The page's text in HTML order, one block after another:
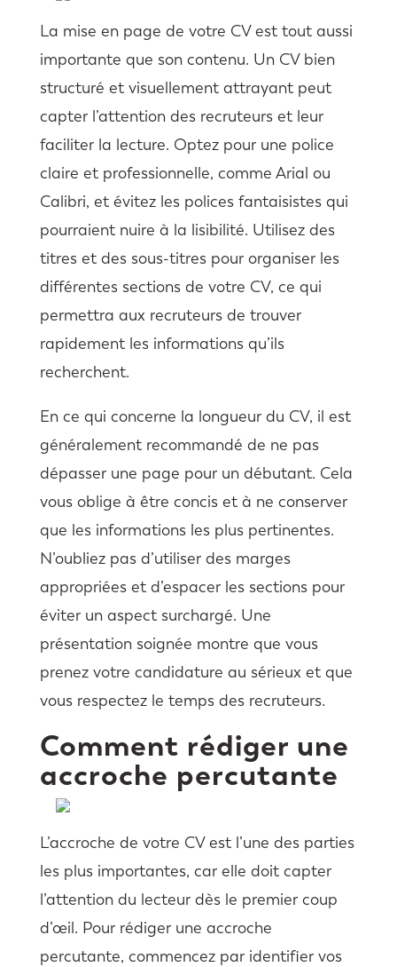
La mise en page de votre CV est tout aussi
importante que son contenu. Un CV bien
structuré et visuellement attrayant peut
capter l’attention des recruteurs et leur
faciliter la lecture. Optez pour une police
claire et professionnelle, comme Arial ou
Calibri, et évitez les polices fantaisistes qui
pourraient nuire à la lisibilité. Utilisez des
titres et des sous-titres pour organiser les
différentes sections de votre CV, ce qui
permettra aux recruteurs de trouver
rapidement les informations qu’ils
recherchent.
En ce qui concerne la longueur du CV, il est
généralement recommandé de ne pas
dépasser une page pour un débutant. Cela
vous oblige à être concis et à ne conserver
que les informations les plus pertinentes.
N’oubliez pas d’utiliser des marges
appropriées et d’espacer les sections pour
éviter un aspect surchargé. Une
présentation soignée montre que vous
prenez votre candidature au sérieux et que
vous respectez le temps des recruteurs.
Comment rédiger une
accroche percutante
L’accroche de votre CV est l’une des parties
les plus importantes, car elle doit capter
l’attention du lecteur dès le premier coup
d’œil. Pour rédiger une accroche
percutante, commencez par identifier vos